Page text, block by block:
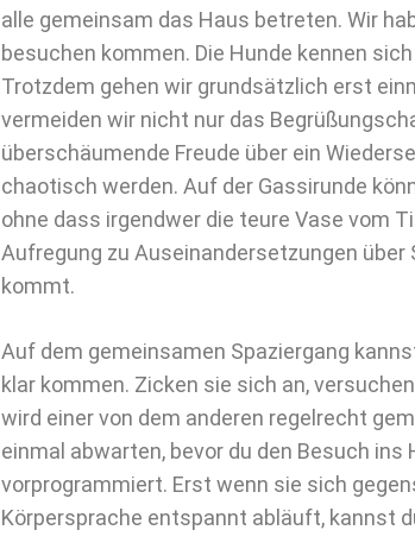
alle gemeinsam das Haus betreten. Wir
besuchen kommen. Die Hunde kennen
Trotzdem gehen wir grundsätzlich erst
vermeiden wir nicht nur das
überschäumende Freude über ein
chaotisch werden. Auf der Gassirunde
ohne dass irgendwer die teure Vase vom
Aufregung zu Auseinandersetzungen über
kommt.
Auf dem gemeinsamen Spaziergang
klar kommen. Zicken sie sich an,
wird einer von dem anderen regelrecht
einmal abwarten, bevor du den Besuch
vorprogrammiert. Erst wenn sie sich
Körpersprache entspannt abläuft, kannst